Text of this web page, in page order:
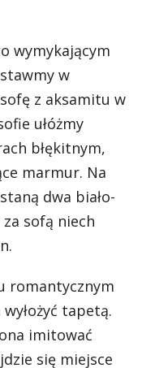
wymykającym
w
z aksamitu w
ułóżmy
błękitnym,
marmur. Na
dwa biało-
sofą niech
romantycznym
tapetą.
imitować
się miejsce